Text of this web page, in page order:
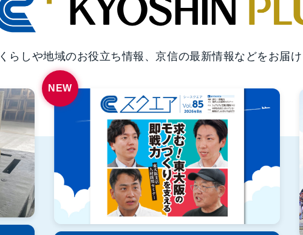
くらしや地域のお役立ち情報、京信の最新情報などをお届
NEW